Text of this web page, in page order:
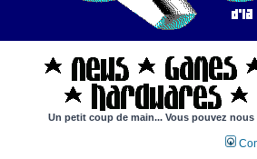
Un petit coup de main... Vous pouvez